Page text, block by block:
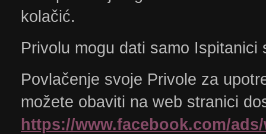
kolačić.
Privolu mogu dati samo Ispitanici
Povlačenje svoje Privole za
možete obaviti na web stranici
https://www.facebook.com/